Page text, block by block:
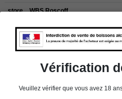
store WBS Roscoff
Rappel
Les commandes sont uniquement livrées
clients de l’étranger, retrait sur place
Vérification
Veuillez vérifier que vous avez 18